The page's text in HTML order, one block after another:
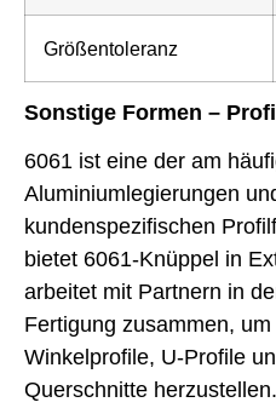
Größentoleranz
Sonstige Formen –
6061 ist eine der am
Aluminiumlegierungen
kundenspezifischen
bietet 6061-Knüppel in
arbeitet mit Partnern in
Fertigung zusammen,
Winkelprofile, U-Profile
Querschnitte